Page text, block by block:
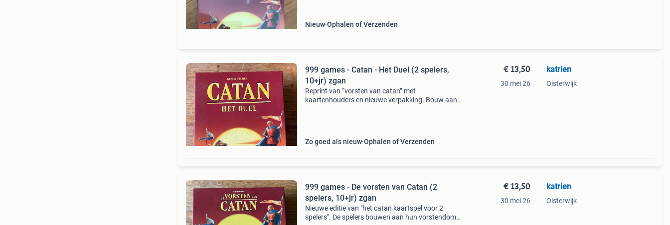
Nieuw Ophalen of Verzenden
999 games - Catan - Het Duel (2 spelers,
10+jr) zgan
Reprint van “vorsten van catan” met
kaartenhouders en nieuwe verpakking. Bouw aan
Zo goed als nieuw Ophalen of Verzenden
€ 13,50
30 mei 26
katrien
Oisterwijk
999 games - De vorsten van Catan (2
spelers, 10+jr) zgan
Nieuwe editie van "het catan kaartspel voor 2
spelers". De spelers bouwen aan hun vorstendom
€ 13,50
30 mei 26
katrien
Oisterwijk